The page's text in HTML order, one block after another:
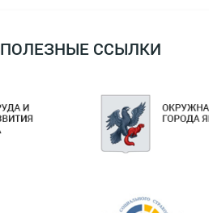
ПОЛЕЗНЫЕ ССЫЛКИ